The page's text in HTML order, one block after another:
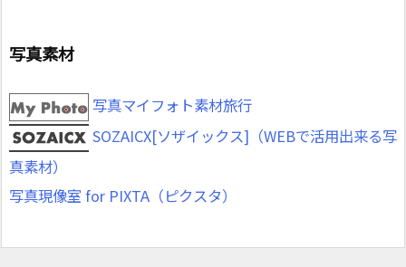
写真素材
写真マイフォト素材旅行
SOZAICX[ソザイックス]（WEBで活用出来る写
真素材）
写真現像室 for PIXTA（ピクスタ）